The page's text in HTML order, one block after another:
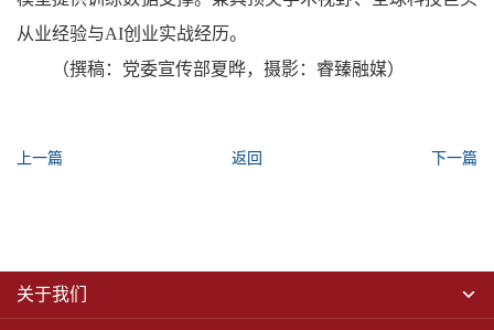
从业经验与AI创业实战经历。
（撰稿：党委宣传部夏晔，摄影：睿臻融媒）
上一篇 返回 下一篇
关于我们